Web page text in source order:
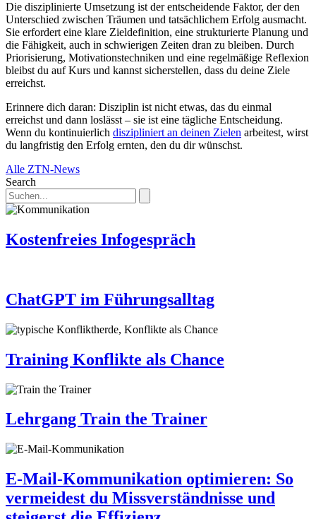
Die disziplinierte Umsetzung ist der entscheidende Faktor, der den
Unterschied zwischen Träumen und tatsächlichem Erfolg ausmacht.
Sie erfordert eine klare Zieldefinition, eine strukturierte Planung und
die Fähigkeit, auch in schwierigen Zeiten dran zu bleiben. Durch
Priorisierung, Motivationstechniken und eine regelmäßige Reflexion
bleibst du auf Kurs und kannst sicherstellen, dass du deine Ziele
erreichst.
Erinnere dich daran: Disziplin ist nicht etwas, das du einmal
erreichst und dann loslässt – sie ist eine tägliche Entscheidung.
Wenn du kontinuierlich diszipliniert an deinen Zielen arbeitest, wirst
du langfristig den Erfolg ernten, den du dir wünschst.
Alle ZTN-News
Search
Kostenfreies Infogespräch
ChatGPT im Führungsalltag
Training Konflikte als Chance
Lehrgang Train the Trainer
E-Mail-Kommunikation optimieren: So
vermeidest du Missverständnisse und